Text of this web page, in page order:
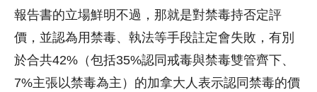
報告書的立場鮮明不過，那就是對禁毒持否定評
價，並認為用禁毒、執法等手段註定會失敗，有別
於合共42%（包括35%認同戒毒與禁毒雙管齊下、
7%主張以禁毒為主）的加拿大人表示認同禁毒的價